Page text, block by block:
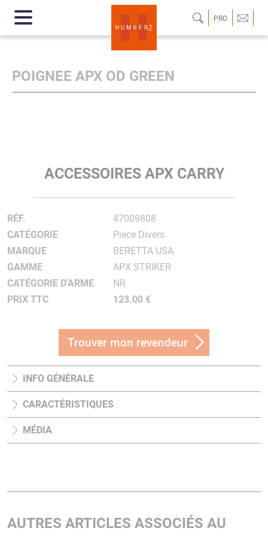
PRO
POIGNEE APX OD GREEN
ACCESSOIRES APX CARRY
RÉF.
47009808
CATÉGORIE
Piece Divers
MARQUE
BERETTA USA
GAMME
APX STRIKER
CATÉGORIE D'ARME
NR
PRIX TTC
123.00 €
Trouver mon revendeur
INFO GÉNÉRALE
CARACTÉRISTIQUES
MÉDIA
AUTRES ARTICLES ASSOCIÉS AU